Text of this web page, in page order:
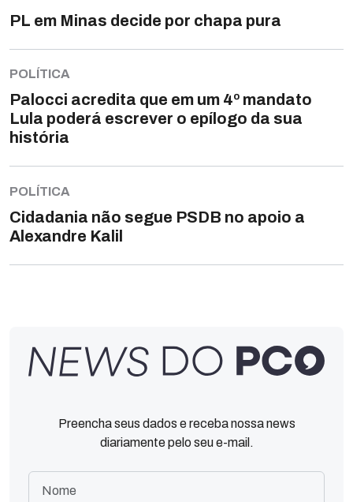
PL em Minas decide por chapa pura
POLÍTICA
Palocci acredita que em um 4º mandato
Lula poderá escrever o epílogo da sua
história
POLÍTICA
Cidadania não segue PSDB no apoio a
Alexandre Kalil
Preencha seus dados e receba nossa news
diariamente pelo seu e-mail.